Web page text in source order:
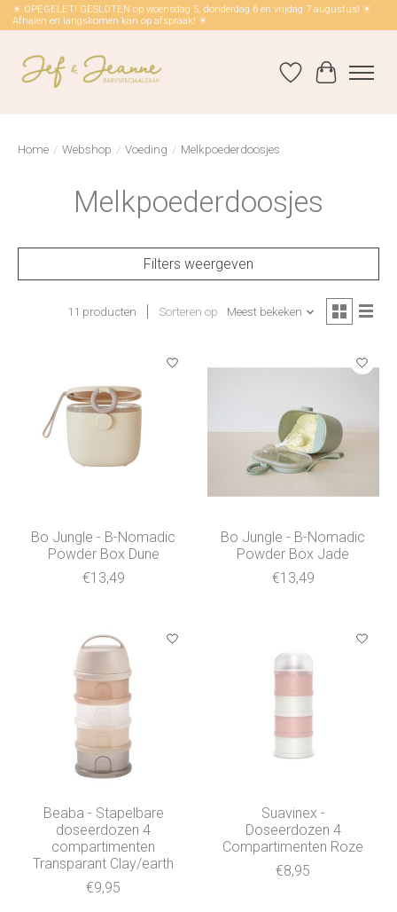
☀ OPEGELET! GESLOTEN op woensdag 5, donderdag 6 en vrijdag 7 augustus! ☀
Afhalen en langskomen kan op afspraak! ☀
Verlanglijst
Home / Webshop / Voeding / Melkpoederdoosjes
Melkpoederdoosjes
Filters weergeven
11 producten Sorteren op Meest bekeken
Bo Jungle - B-Nomadic
Powder Box Dune
€13,49
Bo Jungle - B-Nomadic
Powder Box Jade
€13,49
Beaba - Stapelbare
doseerdozen 4
compartimenten
Transparant Clay/earth
€9,95
Suavinex -
Doseerdozen 4
Compartimenten Roze
€8,95